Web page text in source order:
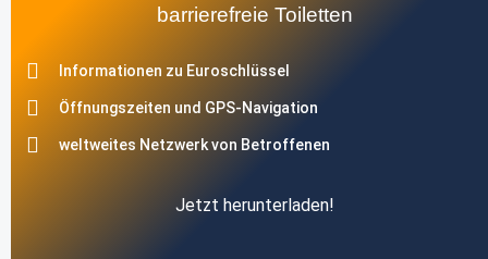
barrierefreie Toiletten
Informationen zu Euroschlüssel
Öffnungszeiten und GPS-Navigation
weltweites Netzwerk von Betroffenen
Jetzt herunterladen!